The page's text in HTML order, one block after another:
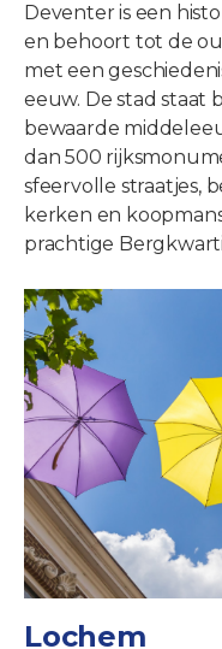
Deventer is een
en behoort tot de
met een
eeuw. De stad staat
bewaarde
dan 500
sfeervolle straatjes,
kerken en
prachtige
Lochem